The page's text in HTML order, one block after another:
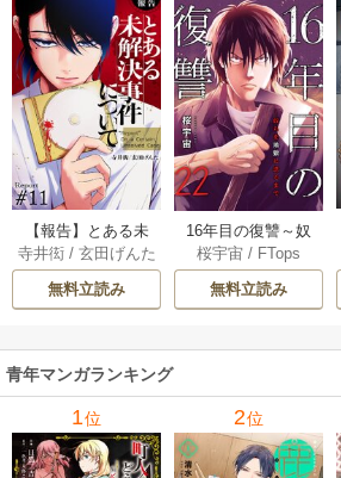
【報告】とある未
解決事件について 1
1巻
寺井衒/ 玄田げんた
無料立読み
16年目の復讐～奴
らを地獄に送るま
で 22巻
桜宇宙 / FTops
無料立読み
青年マンガランキング
1位 2位